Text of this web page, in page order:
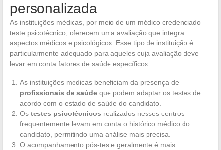
personalizada
As instituições médicas, por meio de um médico credenciado
teste psicotécnico, oferecem uma avaliação que integra
aspectos médicos e psicológicos. Esse tipo de instituição é
particularmente adequado para aqueles cuja avaliação deve
levar em conta fatores de saúde específicos.
As instituições médicas beneficiam da presença de
profissionais de saúdeque podem adaptar os testes de
acordo com o estado de saúde do candidato.
Os testes psicotécnicos realizados nesses centros
frequentemente levam em conta o histórico médico do
candidato, permitindo uma análise mais precisa.
O acompanhamento pós-teste geralmente é mais